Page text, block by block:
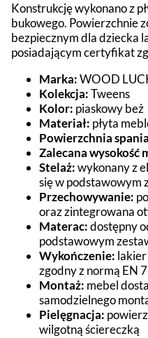
Konstrukcję wykonano z
bukowego. Powierzchnie
bezpiecznym dla dziecka
posiadającym certyfikat
Marka:WOOD
Kolekcja:Tweens
Kolor: piaskowy beż
Materiał: płyta
Powierzchnia
Zalecana wysokość
Stelaż:wykonany z
się w podstawowym
Przechowywanie:
oraz zintegrowana
Materac:dostępny
podstawowym
Wykończenie:
zgodny z normą EN
Montaż: mebel
samodzielnego
Pielęgnacja:
wilgotną ściereczką